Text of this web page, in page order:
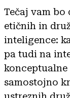
Tečaj vam
etičnih in
inteligence:
pa tudi na
samostojno